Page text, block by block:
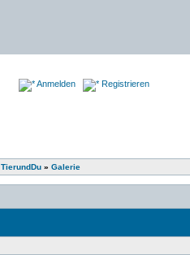
Anmelden Registrieren
TierundDu »Galerie